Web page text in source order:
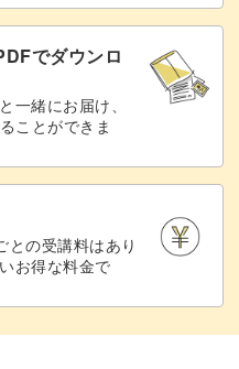
でダウンロ
一緒にお届け、
ことができま
との受講料はあり
お得な料金で